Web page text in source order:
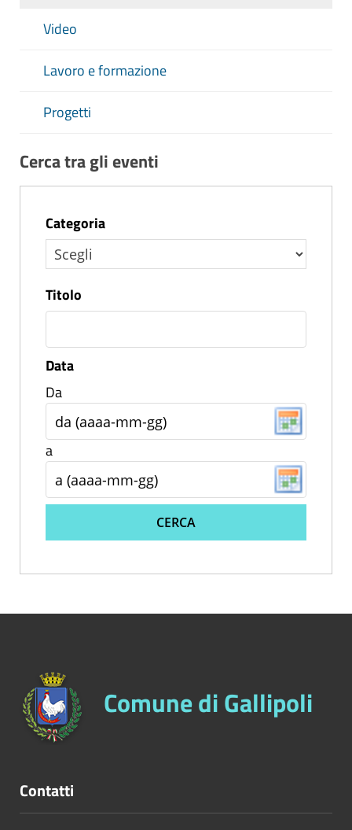
Video
Lavoro e formazione
Progetti
Cerca tra gli eventi
Categoria
Titolo
Data
Da
a
CERCA
Comune di Gallipoli
Contatti